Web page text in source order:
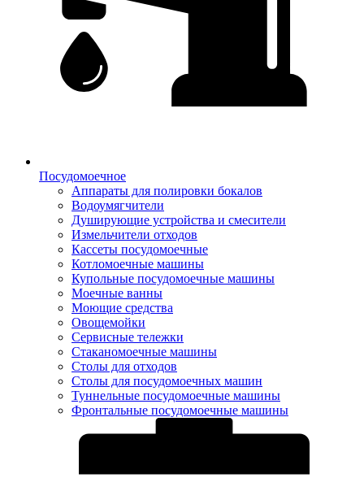
Посудомоечное
Аппараты для полировки бокалов
Водоумягчители
Душирующие устройства и смесители
Измельчители отходов
Кассеты посудомоечные
Котломоечные машины
Купольные посудомоечные машины
Моечные ванны
Моющие средства
Овощемойки
Сервисные тележки
Стаканомоечные машины
Столы для отходов
Столы для посудомоечных машин
Туннельные посудомоечные машины
Фронтальные посудомоечные машины